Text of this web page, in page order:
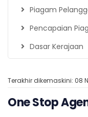
Piagam
Pencapaian
Dasar Kerajaan
Terakhir dikemaskini: 08
One Stop